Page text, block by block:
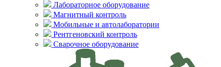
Лабораторное оборудование
Магнитный контроль
Мобильные и автолаборатории
Рентгеновский контроль
Сварочное оборудование